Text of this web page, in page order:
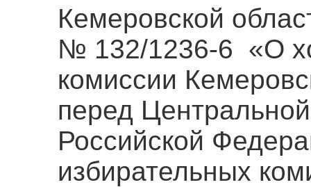
Кемеровской
№ 132/1236-6 «О
комиссии
перед
Российской
избирательных